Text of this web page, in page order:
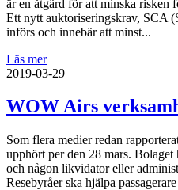
är en åtgärd för att minska risken
Ett nytt auktoriseringskrav, SCA
införs och innebär att minst...
Läs mer
2019-03-29
WOW Airs
Som flera medier redan
upphört per den 28 mars.
och någon likvidator eller
Resebyråer ska hjälpa